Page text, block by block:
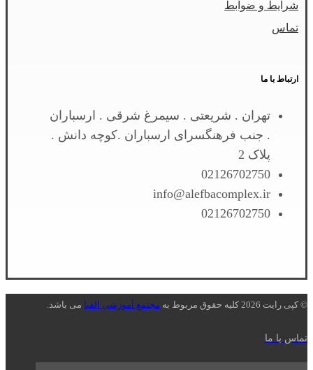
شرایط و ضوابط
تماس
ارتباط با ما
تهران . شریعتی . سیمرغ شرقی . ارسباران
. جنب فرهنگسرای ارسباران .کوچه دانش .
پلاک 2
02126702750
info@alefbacomplex.ir
02126702750
© کپی رایت 2026 کلیه حقوق مربوط به مجتمع آموزشی الفبا می باشد.
تماس با ما